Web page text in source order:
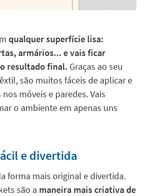
qualquer superfície lisa:
armários... e vais ficar
resultado final. Graças ao seu
são muitos fáceis de aplicar e
móveis e paredes. Vais
o ambiente em apenas uns
e divertida
forma mais original e divertida.
são a maneira mais criativa de